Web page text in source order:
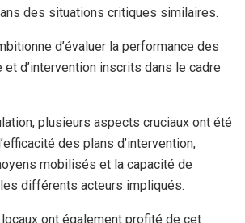
des situations critiques similaires.
d’évaluer la performance des
d’intervention inscrits dans le cadre
plusieurs aspects cruciaux ont été
des plans d’intervention,
mobilisés et la capacité de
différents acteurs impliqués.
ont également profité de cet